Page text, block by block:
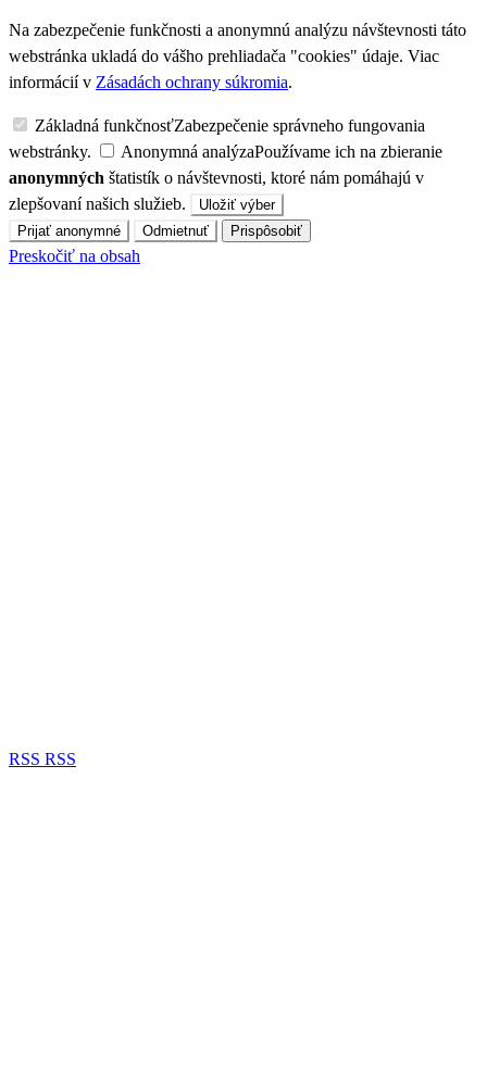
Na zabezpečenie funkčnosti a anonymnú analýzu návštevnosti táto
webstránka ukladá do vášho prehliadača "cookies" údaje. Viac
informácií v Zásadách ochrany súkromia.
Základná funkčnosťZabezpečenie správneho fungovania
webstránky.
Anonymná analýzaPoužívame ich na zbieranie
anonymných štatistík o návštevnosti, ktoré nám pomáhajú v
zlepšovaní našich služieb.
Uložiť výber
Prijať anonymné
Odmietnuť Prispôsobiť
Preskočiť na obsah
RSS RSS